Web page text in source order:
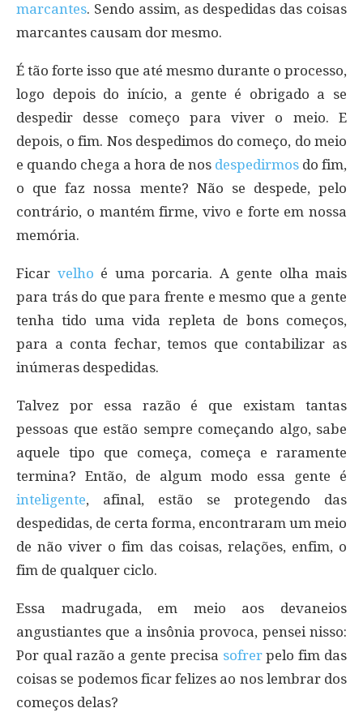
marcantes. Sendo assim, as despedidas das coisas
marcantes causam dor mesmo.
É tão forte isso que até mesmo durante o processo,
logo depois do início, a gente é obrigado a se
despedir desse começo para viver o meio. E
depois, o fim. Nos despedimos do começo, do meio
e quando chega a hora de nos despedirmos do fim,
o que faz nossa mente? Não se despede, pelo
contrário, o mantém firme, vivo e forte em nossa
memória.
Ficar velho é uma porcaria. A gente olha mais
para trás do que para frente e mesmo que a gente
tenha tido uma vida repleta de bons começos,
para a conta fechar, temos que contabilizar as
inúmeras despedidas.
Talvez por essa razão é que existam tantas
pessoas que estão sempre começando algo, sabe
aquele tipo que começa, começa e raramente
termina? Então, de algum modo essa gente é
inteligente, afinal, estão se protegendo das
despedidas, de certa forma, encontraram um meio
de não viver o fim das coisas, relações, enfim, o
fim de qualquer ciclo.
Essa madrugada, em meio aos devaneios
angustiantes que a insônia provoca, pensei nisso:
Por qual razão a gente precisa sofrerpelo fim das
coisas se podemos ficar felizes ao nos lembrar dos
começos delas?